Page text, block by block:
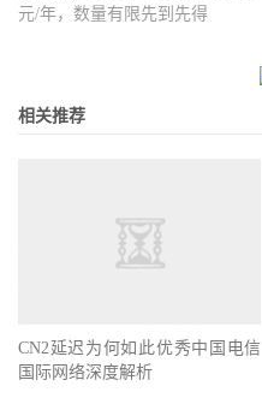
元/年，数量有限先到先得
相关推荐
CN2延迟为何如此优秀中国电信
国际网络深度解析